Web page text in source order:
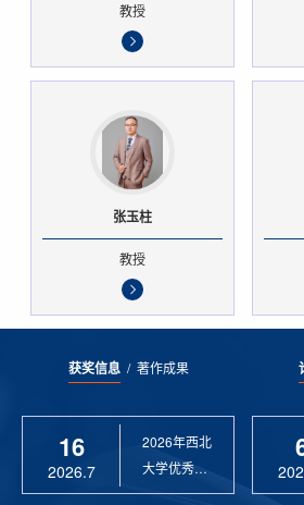
教授
张玉柱
教授
获奖信息/ 著作成果
16
2026.7
2026年西北
大学优秀硕
士论文指导